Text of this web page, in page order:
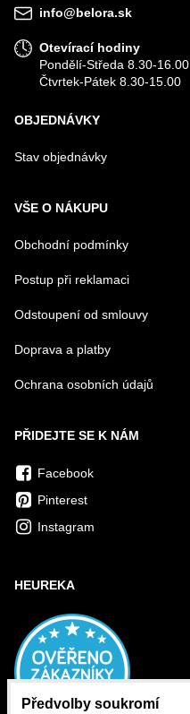
info@belora.sk
Otevírací hodiny
Pondělí-Středa 8.30-16.00
Čtvrtek-Pátek 8.30-15.00
OBJEDNÁVKY
Stav objednávky
VŠE O NÁKUPU
Obchodní podmínky
Postup při reklamaci
Odstoupení od smlouvy
Doprava a platby
Ochrana osobních údajů
PŘIDEJTE SE K NÁM
Facebook
Pinterest
Instagram
HEUREKA
Předvolby soukromí